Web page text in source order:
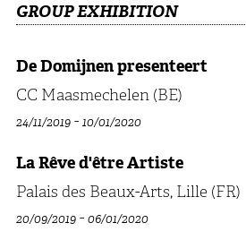
GROUP EXHIBITION
De Domijnen presenteert
CC Maasmechelen (BE)
24/11/2019-10/01/2020
La Rêve d'être Artiste
Palais des Beaux-Arts, Lille (FR)
20/09/2019-06/01/2020